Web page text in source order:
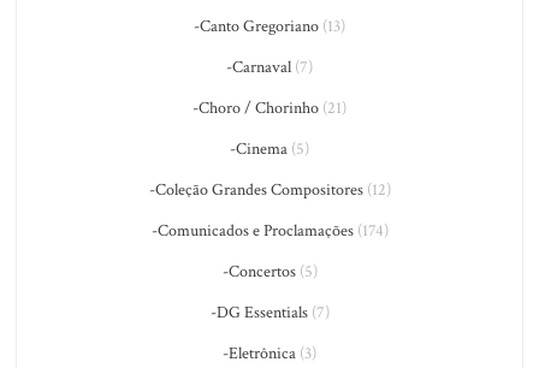
-Canto Gregoriano (13)
-Carnaval (7)
-Choro / Chorinho (21)
-Cinema (5)
-Coleção Grandes Compositores(12)
-Comunicados e Proclamações(174)
-Concertos(5)
-DG Essentials(7)
-Eletrônica (3)